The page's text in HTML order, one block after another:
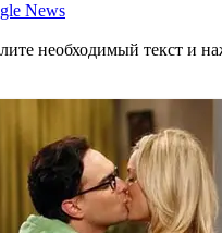
News
необходимый текст и